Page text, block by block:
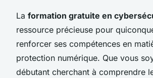
La formation gratuite en
ressource précieuse pour
renforcer ses compétences en
protection numérique. Que vous
débutant cherchant à comprendre